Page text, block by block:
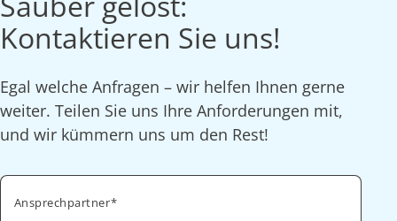
Kontaktieren Sie uns!
Egal welche Anfragen – wir helfen Ihnen gerne
weiter. Teilen Sie uns Ihre Anforderungen mit,
und wir kümmern uns um den Rest!
Ansprechpartner